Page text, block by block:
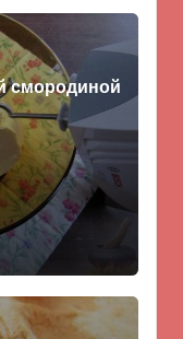
смородиной